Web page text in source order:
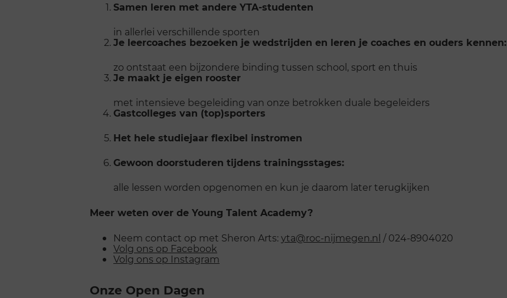
Samen leren met andere YTA-studenten
in allerlei verschillende sporten
Je leercoaches bezoeken je wedstrijden en leren je coaches en ouders kennen:
zo ontstaat een bijzondere binding tussen school, sport en thuis
Je maakt je eigen rooster
met intensieve begeleiding van onze betrokken duale begeleiders
Gastcolleges van (top)sporters
Het hele studiejaar flexibel instromen
Gewoon doorstuderen tijdens trainingsstages:
alle lessen worden opgenomen en kun je daarom later terugkijken
Meer weten over de Young Talent Academy?
Neem contact op met Sheron Arts:yta@roc-nijmegen.nl / 024-8904020
Volg ons op Facebook
Volg ons op Instagram
Onze Open Dagen